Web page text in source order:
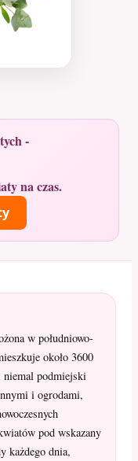
-
na czas.
w południowo-
około 3600
niemal podmiejski
i ogrodami,
pod wskazany
każdego dnia,